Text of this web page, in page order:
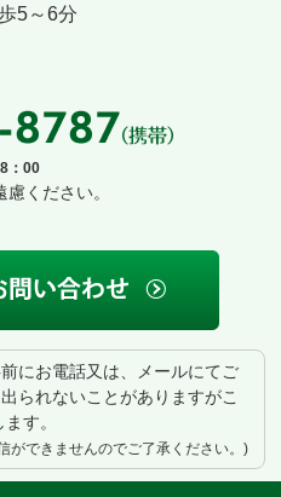
5～6分
：00
ください。
にお電話又は、メールにてご
られないことがありますがこ
す。
ができませんのでご了承ください。)